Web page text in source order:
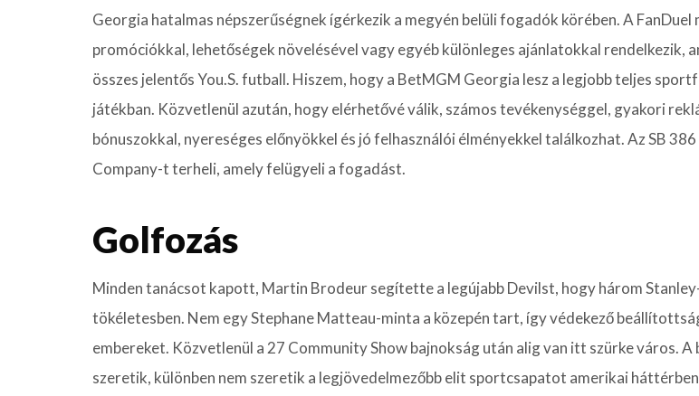
Georgia hatalmas népszerűségnek ígérkezik a megyén belüli fogadók körében. A FanDuel
promóciókkal, lehetőségek növelésével vagy egyéb különleges ajánlatokkal rendelkezik,
összes jelentős You.S. futball. Hiszem, hogy a BetMGM Georgia lesz a legjobb teljes
játékban. Közvetlenül azután, hogy elérhetővé válik, számos tevékenységgel, gyakori
bónuszokkal, nyereséges előnyökkel és jó felhasználói élményekkel találkozhat. Az SB
Company-t terheli, amely felügyeli a fogadást.
Golfozás
Minden tanácsot kapott, Martin Brodeur segítette a legújabb Devilst, hogy három
tökéletesben. Nem egy Stephane Matteau-minta a közepén tart, így védekező
embereket. Közvetlenül a 27 Community Show bajnokság után alig van itt szürke város. A
szeretik, különben nem szeretik a legjövedelmezőbb elit sportcsapatot amerikai